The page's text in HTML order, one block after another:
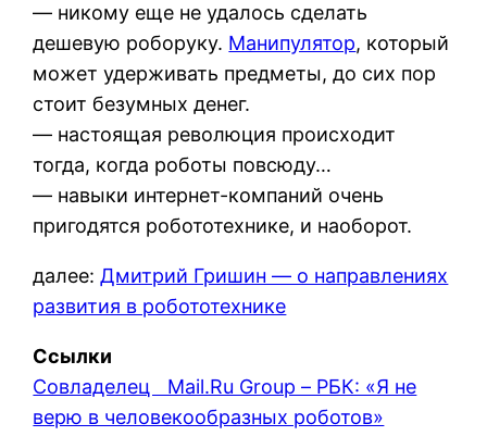
— никому еще не удалось сделать
дешевую роборуку. Манипулятор, который
может удерживать предметы, до сих пор
стоит безумных денег.
— настоящая революция происходит
тогда, когда роботы повсюду…
— навыки интернет-компаний очень
пригодятся робототехнике, и наоборот.
далее:Дмитрий Гришин — о направлениях
развития в робототехнике
Ссылки
Совладелец Mail.Ru Group – РБК: «Я не
верю в человекообразных роботов»